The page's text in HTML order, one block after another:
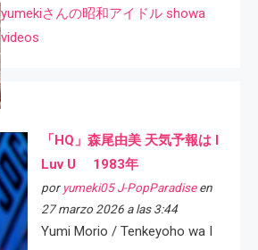
yumekiさんの昭和アイドル showa
videos
「HQ」森尾由美 天気予報は I
Luv U 1983年
por yumeki05 J-PopParadiseen
27 marzo 2026 a las 3:44
Yumi Morio / Tenkeyoho wa I